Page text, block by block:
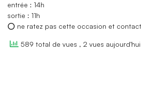
entrée : 14h
sortie : 11h
⭕️ ne ratez pas cette occasion et
589 total de vues , 2 vues aujourd'hui